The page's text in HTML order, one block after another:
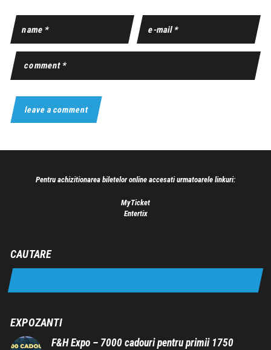
Pentru achizitionarea biletelor online accesati urmatoarele linkuri:
MyTicket
Entertix
CAUTARE
EXPOZANTI
F&H Expo – 7000 cadouri pentru primii 1750